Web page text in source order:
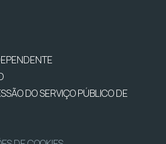
DO SERVIÇO PÚBLICO DE